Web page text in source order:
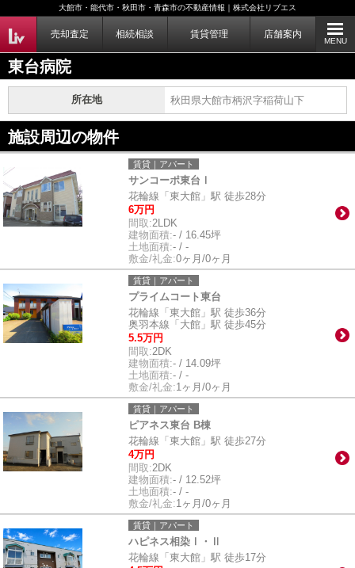
大館市・能代市・秋田市・青森市の不動産情報｜株式会社リブエス
売却査定 相続相談 賃貸管理 店舗案内
MENU
東台病院
所在地 秋田県大館市柄沢字稲荷山下
施設周辺の物件
賃貸｜アパート
サンコーポ東台Ⅰ
花輪線「東大館」駅 徒歩28分
6万円
間取:2LDK
建物面積:- / 16.45坪
土地面積:- / -
敷金/礼金:0ヶ月/0ヶ月
賃貸｜アパート
プライムコート東台
花輪線「東大館」駅 徒歩36分
奥羽本線「大館」駅 徒歩45分
5.5万円
間取:2DK
建物面積:- / 14.09坪
土地面積:- / -
敷金/礼金:1ヶ月/0ヶ月
賃貸｜アパート
ピアネス東台 B棟
花輪線「東大館」駅 徒歩27分
4万円
間取:2DK
建物面積:- / 12.52坪
土地面積:- / -
敷金/礼金:1ヶ月/0ヶ月
賃貸｜アパート
ハピネス相染Ⅰ・Ⅱ
花輪線「東大館」駅 徒歩17分